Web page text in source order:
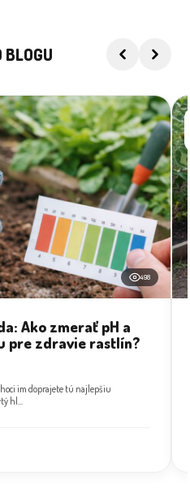
BLOGU
498
Ako zmerať pH a
pre zdravie rastlín?
im doprajete tú najlepšiu
hl...